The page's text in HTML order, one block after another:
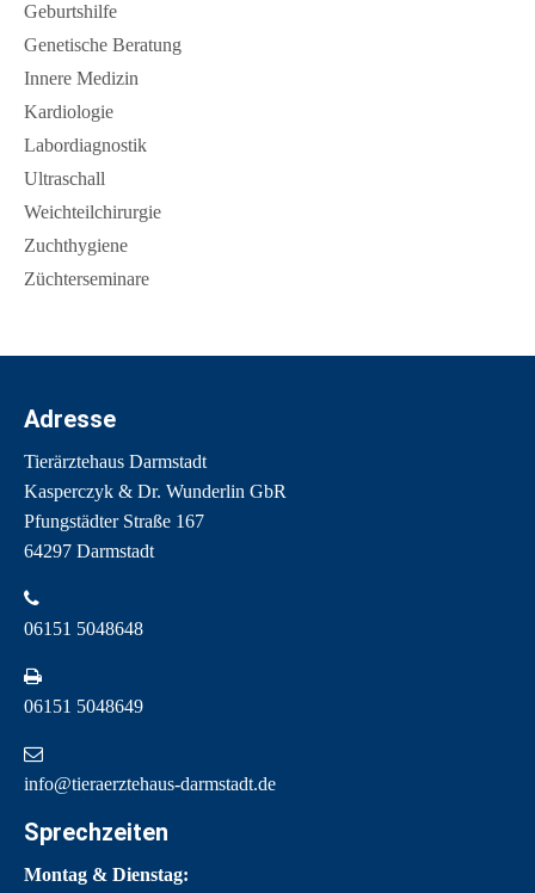
Geburtshilfe
Genetische Beratung
Innere Medizin
Kardiologie
Labordiagnostik
Ultraschall
Weichteilchirurgie
Zuchthygiene
Züchterseminare
Adresse
Tierärztehaus Darmstadt
Kasperczyk & Dr. Wunderlin GbR
Pfungstädter Straße 167
64297 Darmstadt
06151 5048648
06151 5048649
info@tieraerztehaus-darmstadt.de
Sprechzeiten
Montag & Dienstag: